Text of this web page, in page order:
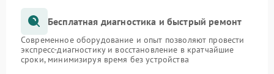
Бесплатная диагностика и быстрый ремонт
Современное оборудование и опыт позволяют провести
экспресс-диагностику и восстановление в кратчайшие
сроки, минимизируя время без устройства